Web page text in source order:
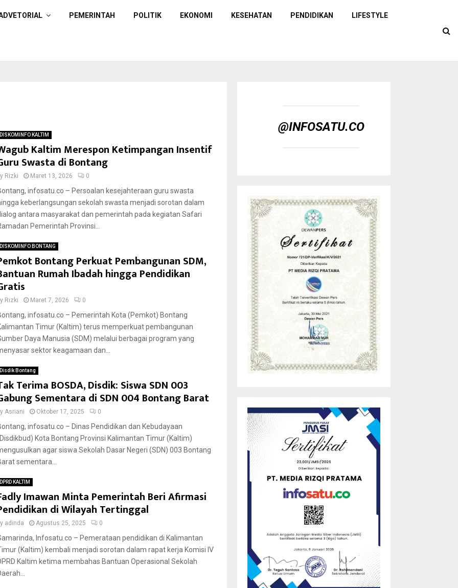
PEMERINTAH POLITIK EKONOMI KESEHATAN PENDIDIKAN LIFESTYLE
DISKOMINFO KALTIM
Kaltim Merespon Ketimpangan Insentif
Swasta di Bontang
Rizki Maret 13, 2026 0
infosatu.co – Persoalan kesejahteraan guru swasta
keberlangsungan sekolah swasta menjadi sorotan dalam
antara masyarakat dan pemerintah pada kegiatan Safari
Pemerintah Provinsi...
DISKOMINFO BONTANG
Bontang Perkuat Pembangunan SDM,
Rumah Ibadah hingga Pendidikan
Rizki Maret 7, 2026 0
infosatu.co – Pemerintah Kota (Pemkot) Bontang
Timur (Kaltim) terus memperkuat pembangunan
Daya Manusia (SDM) melalui berbagai program yang
sektor keagamaan dan...
Disdik Bontang
Terima BOSDA, Disdik: Siswa SDN 003
Sementara di SDN 004 Bontang Barat
Asriani Oktober 17, 2025 0
infosatu.co – Dinas Pendidikan dan Kebudayaan
Kota Bontang Provinsi Kalimantan Timur (Kaltim)
agar siswa Sekolah Dasar Negeri (SDN) 003 Bontang
sementara...
DPRD KALTIM
Imawan Minta Pemerintah Beri Afirmasi
di Wilayah Tertinggal
adinda Agustus 25, 2025 0
Infosatu.co – Pemerataan pendidikan di Kalimantan
(Kaltim) kembali menjadi sorotan dalam rapat kerja Komisi IV
Kaltim ketima membahas Bantuan Operasional Sekolah
@INFOSATU.CO